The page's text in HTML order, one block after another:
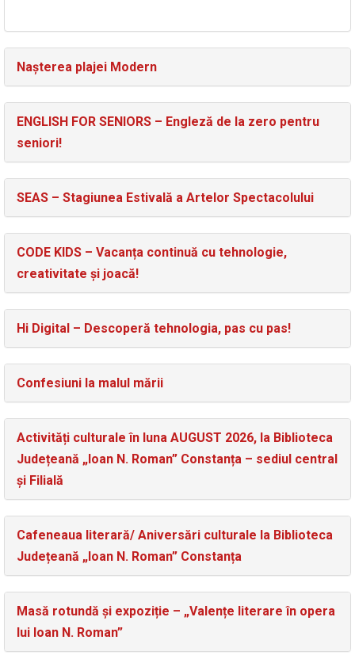
Nașterea plajei Modern
ENGLISH FOR SENIORS – Engleză de la zero pentru
seniori!
SEAS – Stagiunea Estivală a Artelor Spectacolului
CODE KIDS – Vacanța continuă cu tehnologie,
creativitate și joacă!
Hi Digital – Descoperă tehnologia, pas cu pas!
Confesiuni la malul mării
Activități culturale în luna AUGUST 2026, la Biblioteca
Județeană „Ioan N. Roman” Constanța – sediul central
și Filială
Cafeneaua literară/ Aniversări culturale la Biblioteca
Județeană „Ioan N. Roman” Constanța
Masă rotundă și expoziție – „Valențe literare în opera
lui Ioan N. Roman”